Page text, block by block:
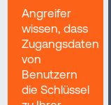
Angreifer
wissen, dass
Zugangsdaten
von
Benutzern
die Schlüssel